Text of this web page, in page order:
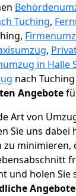
Tuching,
,
in Halle
nach
Angebote
Art von
Sie uns dabei
zu minimieren,
und holen Sie